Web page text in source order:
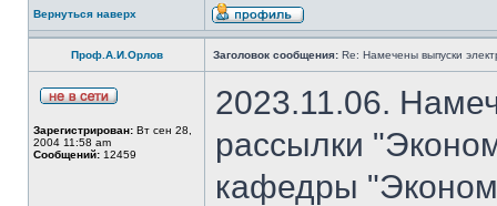
Вернуться наверх
Проф.А.И.Орлов Заголовок сообщения: Re: Намечены выпуски
Зарегистрирован: Вт сен 28,
2004 11:58 am
Сообщений: 12459
2023.11.06.
рассылки
кафедры